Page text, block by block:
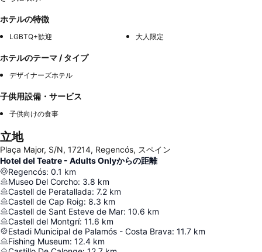
ホテルの特徴
LGBTQ+歓迎 大人限定
ホテルのテーマ / タイプ
デザイナーズホテル
子供用設備・サービス
子供向けの食事
立地
Plaça Major, S/N, 17214, Regencós, スペイン
Hotel del Teatre - Adults Onlyからの距離
Regencós: 0.1 km
Museo Del Corcho: 3.8 km
Castell de Peratallada: 7.2 km
Castell de Cap Roig: 8.3 km
Castell de Sant Esteve de Mar: 10.6 km
Castell del Montgrí: 11.6 km
Estadi Municipal de Palamós - Costa Brava: 11.7 km
Fishing Museum: 12.4 km